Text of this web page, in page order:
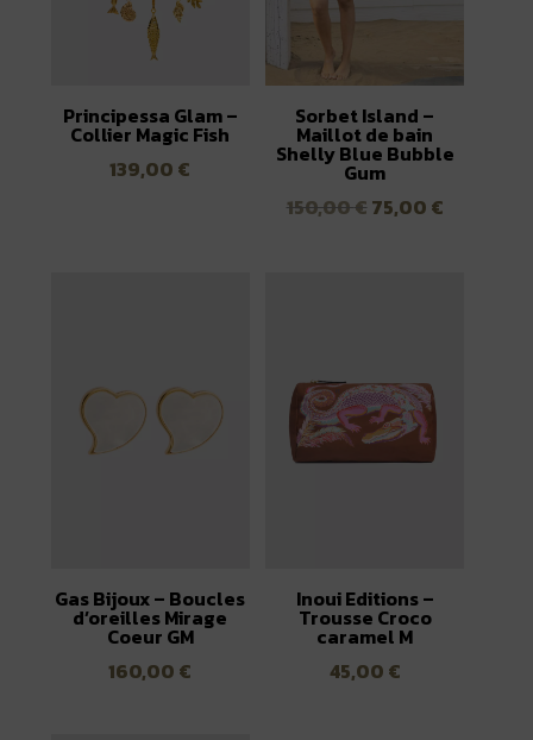
Principessa Glam –
Collier Magic Fish
139,00 €
Sorbet Island –
Maillot de bain
Shelly Blue Bubble
Gum
150,00€ Le
75,00 €Le
Gas Bijoux – Boucles
d’oreilles Mirage
Coeur GM
160,00 €
Inoui Editions –
Trousse Croco
caramel M
45,00 €